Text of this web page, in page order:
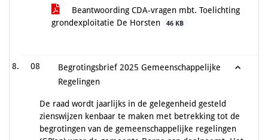
Beantwoording CDA-vragen mbt. Toelichting
grondexploitatie De Horsten
46 KB
08
Begrotingsbrief 2025 Gemeenschappelijke
Regelingen
De raad wordt jaarlijks in de gelegenheid gesteld
zienswijzen kenbaar te maken met betrekking tot de
begrotingen van de gemeenschappelijke regelingen